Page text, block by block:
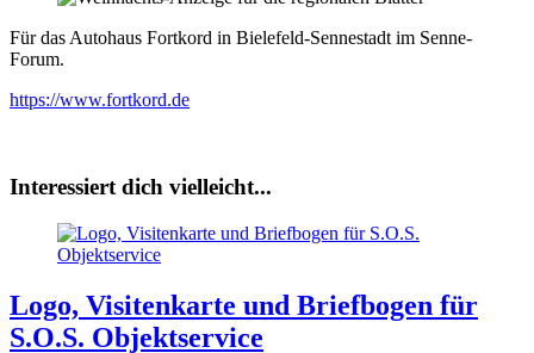
Für das Autohaus Fortkord in Bielefeld-Sennestadt im Senne-
Forum.
https://www.fortkord.de
Interessiert dich vielleicht...
Logo, Visitenkarte und Briefbogen für
S.O.S. Objektservice